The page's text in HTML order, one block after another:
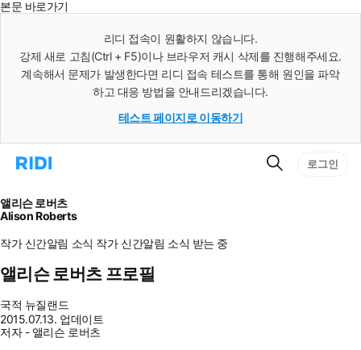
본문 바로가기
리디 접속이 원활하지 않습니다.
강제 새로 고침(Ctrl + F5)이나 브라우저 캐시 삭제를 진행해주세요.
계속해서 문제가 발생한다면 리디 접속 테스트를 통해 원인을 파악
하고 대응 방법을 안내드리겠습니다.
테스트 페이지로 이동하기
리
으
로
동
검
로그인
앨리슨 로버츠
Alison Roberts
작가 신간알림 소식 작가 신간알림 소식 받는 중
앨리슨 로버츠 프로필
국적 뉴질랜드
2015.07.13. 업데이트
저자 - 앨리슨 로버츠